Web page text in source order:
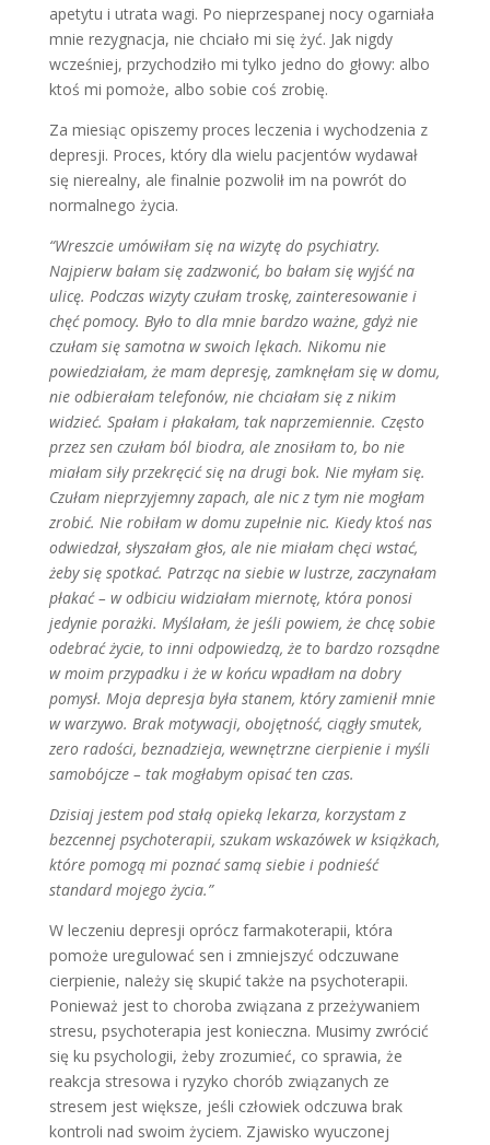
apetytu i utrata wagi. Po nieprzespanej nocy ogarniała
mnie rezygnacja, nie chciało mi się żyć. Jak nigdy
wcześniej, przychodziło mi tyl­ko jedno do głowy: albo
ktoś mi pomoże, albo sobie coś zrobię.
Za miesiąc opiszemy proces leczenia i wychodzenia z
depresji. Proces, który dla wielu pacjentów wydawał
się niere­alny, ale finalnie pozwolił im na powrót do
normalnego życia.
“Wreszcie umówi­łam się na wizy­tę do psychiatry.
Najpierw bałam się zadzwonić, bo bałam się wyjść na
ulicę. Podczas wizyty czułam troskę, zainteresowanie i
chęć pomocy. Było to dla mnie bardzo ważne, gdyż nie
czułam się samotna w swoich lę­kach. Nikomu nie
powiedziałam, że mam depresję, zamknęłam się w domu,
nie odbierałam telefonów, nie chciałam się z nikim
widzieć. Spałam i płakałam, tak naprzemiennie. Często
przez sen czułam ból biodra, ale znosiłam to, bo nie
miałam siły przekręcić się na drugi bok. Nie myłam się.
Czułam nieprzy­jemny zapach, ale nic z tym nie mogłam
zrobić. Nie robiłam w domu zupełnie nic. Kiedy ktoś nas
odwiedzał, słysza­łam głos, ale nie miałam chęci wstać,
żeby się spotkać. Patrząc na siebie w lustrze, zaczynałam
płakać – w od­biciu widziałam miernotę, która ponosi
jedynie porażki. Myślałam, że jeśli po­wiem, że chcę sobie
odebrać życie, to inni odpowiedzą, że to bardzo rozsądne
w moim przypadku i że w końcu wpa­dłam na dobry
pomysł. Moja depre­sja była stanem, który zamienił mnie
w warzywo. Brak motywacji, obojęt­ność, ciągły smutek,
zero radości, bez­nadzieja, wewnętrzne cierpienie i myśli
samobójcze – tak mogłabym opisać ten czas.
Dzisiaj jestem pod stałą opieką lekarza, korzystam z
bezcennej psychoterapii, szukam wskazówek w książkach,
które pomogą mi poznać samą siebie i pod­nieść
standard mojego życia.”
W leczeniu depresji oprócz farmako­terapii, która
pomoże uregulować sen i zmniejszyć odczuwane
cierpienie, należy się skupić także na psychotera­pii.
Ponieważ jest to choroba związa­na z przeżywaniem
stresu, psychote­rapia jest konieczna. Musimy zwrócić
się ku psychologii, żeby zrozumieć, co sprawia, że
reakcja stresowa i ryzyko chorób związanych ze
stresem jest większe, jeśli człowiek odczuwa brak
kontroli nad swoim życiem. Zjawisko wyuczonej